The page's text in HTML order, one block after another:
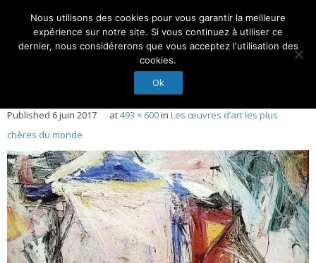
Suivez-Nous :
Actualités
Droit et Expertise
Nos Experts
Membres d’honneur
Nous contacter
Published 6 juin 2017 at493 × 600in Les œuvres d’art les plus
chères du monde
Nous utilisons des cookies pour vous garantir la meilleure
expérience sur notre site. Si vous continuez à utiliser ce
dernier, nous considérerons que vous acceptez l'utilisation des
cookies.
Ok